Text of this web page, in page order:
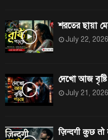
শরতের ছায়া
July 22, 2026
দেখো আজ
July 21, 2026
ज़िन्दगी कुछ